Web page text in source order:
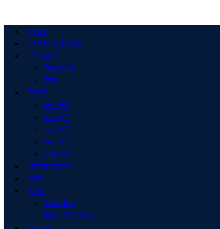
প্রচ্ছদ
প্রতিষ্ঠানের ইতিহাস
শিক্ষকমন্ডলী
শিক্ষকমন্ডলী
স্টাফ
শিক্ষার্থী
৬ষ্ঠ শ্রেণী
৭ম শ্রেণী
৮ম শ্রেণী
৯ম শ্রেণী
১০ম শ্রেণী
পরীক্ষার ফলাফল
ফটো
ভিডিও
Youtube
ইংলিশ টিউটোরিয়াল